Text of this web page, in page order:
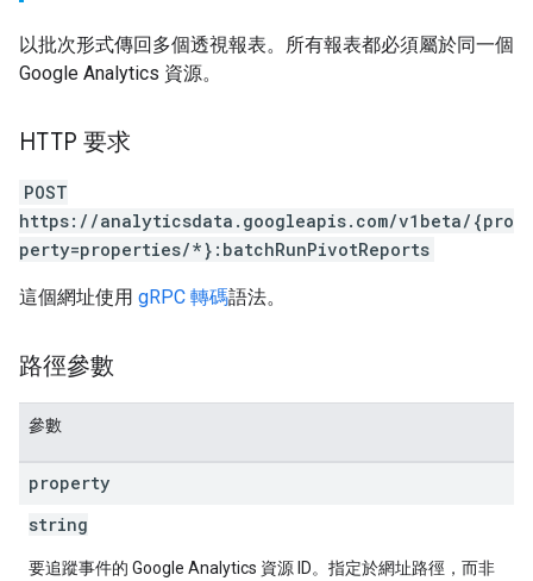
以批次形式傳回多個透視報表。所有報表都必須屬於同一個
Google Analytics 資源。
HTTP 要求
POST
https://analyticsdata.googleapis.com/v1beta/{pro
perty=properties/*}:batchRunPivotReports
這個網址使用 gRPC 轉碼語法。
路徑參數
參數
property
string
要追蹤事件的 Google Analytics 資源 ID。指定於網址路徑，而非